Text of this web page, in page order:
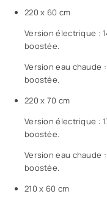
220 x 60 cm
Version électrique :
boostée.
Version eau chaude
boostée.
220 x 70 cm
Version électrique :
boostée.
Version eau chaude
boostée.
210 x 60 cm